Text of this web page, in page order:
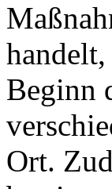
Beginn
Ort.